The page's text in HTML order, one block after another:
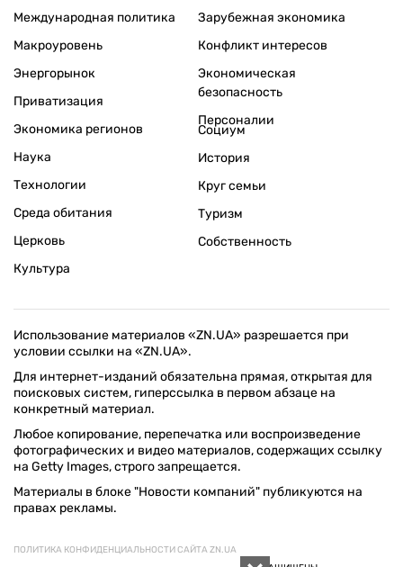
Международная политика
Макроуровень
Энергорынок
Приватизация
Экономика регионов
Зарубежная экономика
Конфликт интересов
Экономическая
безопасность
Персоналии
Наука
Технологии
Среда обитания
Церковь
Культура
Социум
История
Круг семьи
Туризм
Собственность
Использование материалов «ZN.UA» разрешается при
условии ссылки на «ZN.UA».
Для интернет-изданий обязательна прямая, открытая для
поисковых систем, гиперссылка в первом абзаце на
конкретный материал.
Любое копирование, перепечатка или воспроизведение
фотографических и видео материалов, содержащих ссылку
на Getty Images, строго запрещается.
Материалы в блоке "Новости компаний" публикуются на
правах рекламы.
ПОЛИТИКА КОНФИДЕНЦИАЛЬНОСТИ САЙТА ZN.UA